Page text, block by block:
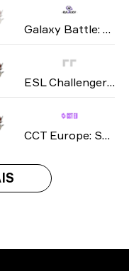
Galaxy Battle: Phase 5 2025
ESL Challenger League: Europe Cup #4 season 50 2025
CCT Europe: Series #2 season 3 2025